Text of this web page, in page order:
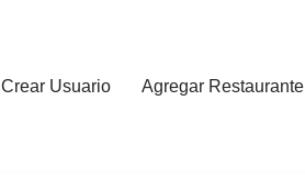
Crear Usuario Agregar Restaurante